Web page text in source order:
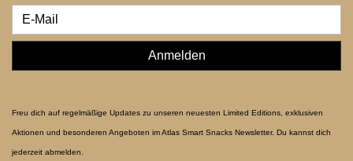
Anmelden
Freu dich auf regelmäßige Updates zu unseren neuesten Limited Editions, exklusiven
Aktionen und besonderen Angeboten im Atlas Smart Snacks Newsletter. Du kannst dich
jederzeit abmelden.